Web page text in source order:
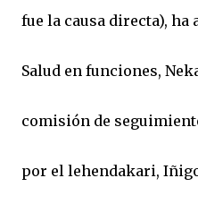
fue la causa directa), ha
Salud en funciones,
comisión de
por el lehendakari,